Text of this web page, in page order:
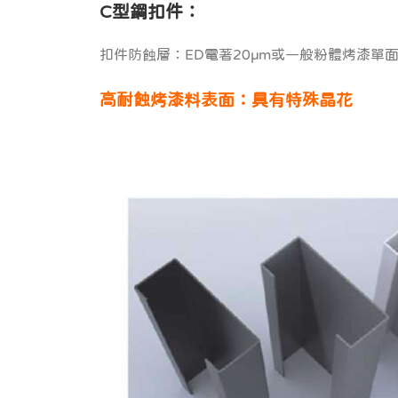
C型鋼扣件：
扣件防蝕層：ED電著20µm或一般粉體烤漆單
高耐蝕烤漆料表面：具有特殊晶花